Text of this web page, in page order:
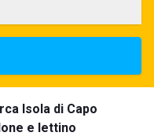
Isola di Capo
e lettino